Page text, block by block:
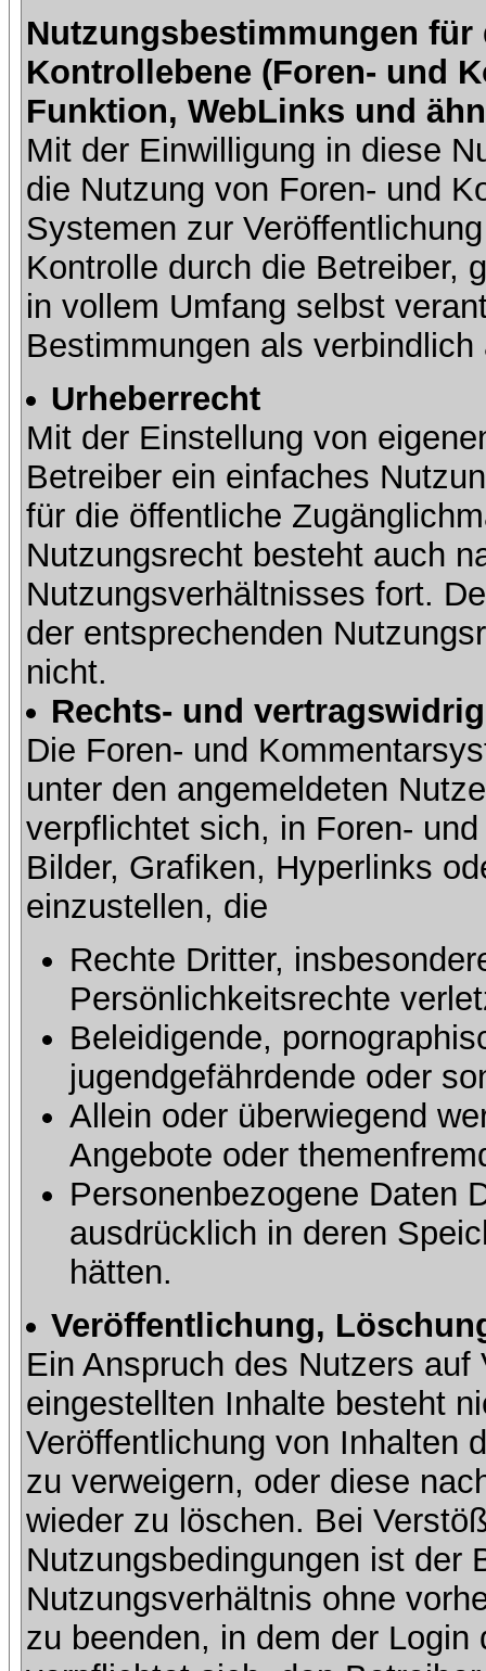
Nutzungsbestimmungen
Kontrollebene (Foren- und
Funktion, WebLinks und
Mit der Einwilligung in diese
die Nutzung von Foren- und
Systemen zur
Kontrolle durch die Betreiber,
in vollem Umfang selbst
Bestimmungen als verbindlich
Urheberrecht
Mit der Einstellung von
Betreiber ein einfaches
für die öffentliche
Nutzungsrecht besteht auch
Nutzungsverhältnisses fort.
der entsprechenden
nicht.
Rechts- und
Die Foren- und
unter den angemeldeten
verpflichtet sich, in Foren-
Bilder, Grafiken, Hyperlinks
einzustellen, die
Rechte Dritter,
Persönlichkeitsrechte
Beleidigende,
jugendgefährdende oder
Allein oder überwiegend
Angebote oder
Personenbezogene Daten
ausdrücklich in deren
hätten.
Veröffentlichung,
Ein Anspruch des Nutzers
eingestellten Inhalte besteht
Veröffentlichung von Inhalten
zu verweigern, oder diese
wieder zu löschen. Bei
Nutzungsbedingungen ist der
Nutzungsverhältnis ohne
zu beenden, in dem der